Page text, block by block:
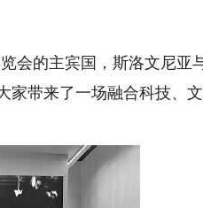
的主宾国，斯洛文尼亚
家带来了一场融合科技、